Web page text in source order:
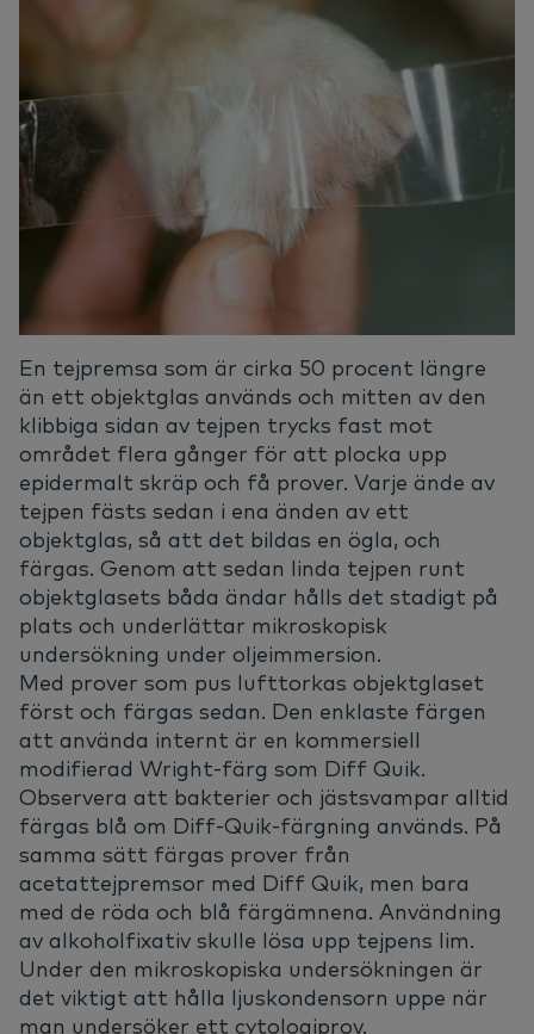
En tejpremsa som är cirka 50 procent längre
än ett objektglas används och mitten av den
klibbiga sidan av tejpen trycks fast mot
området flera gånger för att plocka upp
epidermalt skräp och få prover. Varje ände av
tejpen fästs sedan i ena änden av ett
objektglas, så att det bildas en ögla, och
färgas. Genom att sedan linda tejpen runt
objektglasets båda ändar hålls det stadigt på
plats och underlättar mikroskopisk
undersökning under oljeimmersion.
Med prover som pus lufttorkas objektglaset
först och färgas sedan. Den enklaste färgen
att använda internt är en kommersiell
modifierad Wright-färg som Diff Quik.
Observera att bakterier och jästsvampar alltid
färgas blå om Diff-Quik-färgning används. På
samma sätt färgas prover från
acetattejpremsor med Diff Quik, men bara
med de röda och blå färgämnena. Användning
av alkoholfixativ skulle lösa upp tejpens lim.
Under den mikroskopiska undersökningen är
det viktigt att hålla ljuskondensorn uppe när
man undersöker ett cytologiprov.